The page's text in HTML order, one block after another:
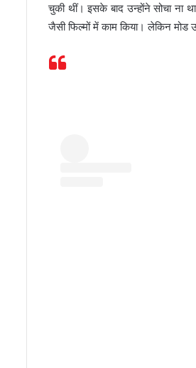
चुकी थीं। इसके बाद उन्होंने सोचा
जैसी फिल्मों में काम किया। लेकिन मोड